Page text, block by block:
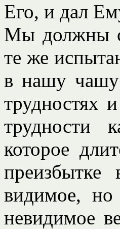
Его, и дал
Мы должны с
те же
в нашу
трудностях
трудности
которое
видимое,
невидимое